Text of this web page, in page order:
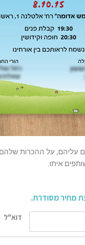
עליהם, על ההכרות
איתו.
מחיר מסודרת.
דוא"ל